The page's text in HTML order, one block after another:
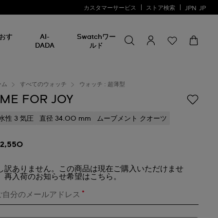
カスタマーサービス ストア検索 JPN JP
す
AI-
DADA
Swatchワー
ルド
か
を
ム すべてのウォッチ ウォッチ : 超薄型
FOR JOY
性 3 気圧 直径 34.00 mm ムーブメント クオーツ
訳ありません。この商品は現在ご購入いただけませ
再入荷のお知らせ希望はこちら。
自分のメールアドレス *